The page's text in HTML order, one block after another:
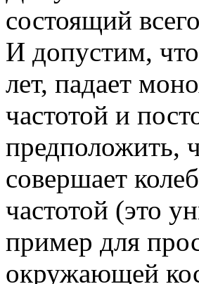
состоящий
И допустим,
лет, падает
частотой и
предположить,
совершает
частотой (это
пример для
окружающей